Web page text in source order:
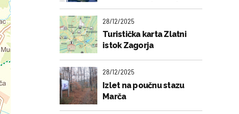
28/12/2025
Turistička karta Zlatni
istok Zagorja
28/12/2025
Izlet na poučnu stazu
Marča